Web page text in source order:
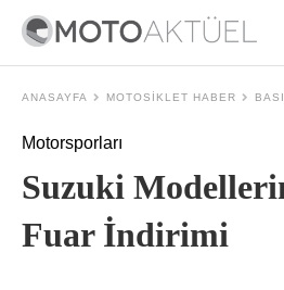
ANASAYFA MOTOSIKLET HABER
Motorsporları
Suzuki
Fuar İndirimi